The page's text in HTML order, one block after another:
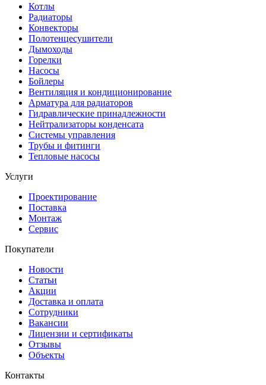
Котлы
Радиаторы
Конвекторы
Полотенцесушители
Дымоходы
Горелки
Насосы
Бойлеры
Вентиляция и кондиционирование
Арматура для радиаторов
Гидравлические принадлежности
Нейтрализаторы конденсата
Системы управления
Трубы и фитинги
Тепловые насосы
Услуги
Проектирование
Поставка
Монтаж
Сервис
Покупатели
Новости
Статьи
Акции
Доставка и оплата
Сотрудники
Вакансии
Лицензии и сертификаты
Отзывы
Объекты
Контакты